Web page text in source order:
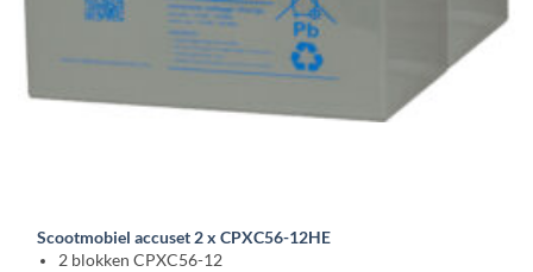
Scootmobiel accuset 2 x CPXC56-12HE
2 blokken CPXC56-12